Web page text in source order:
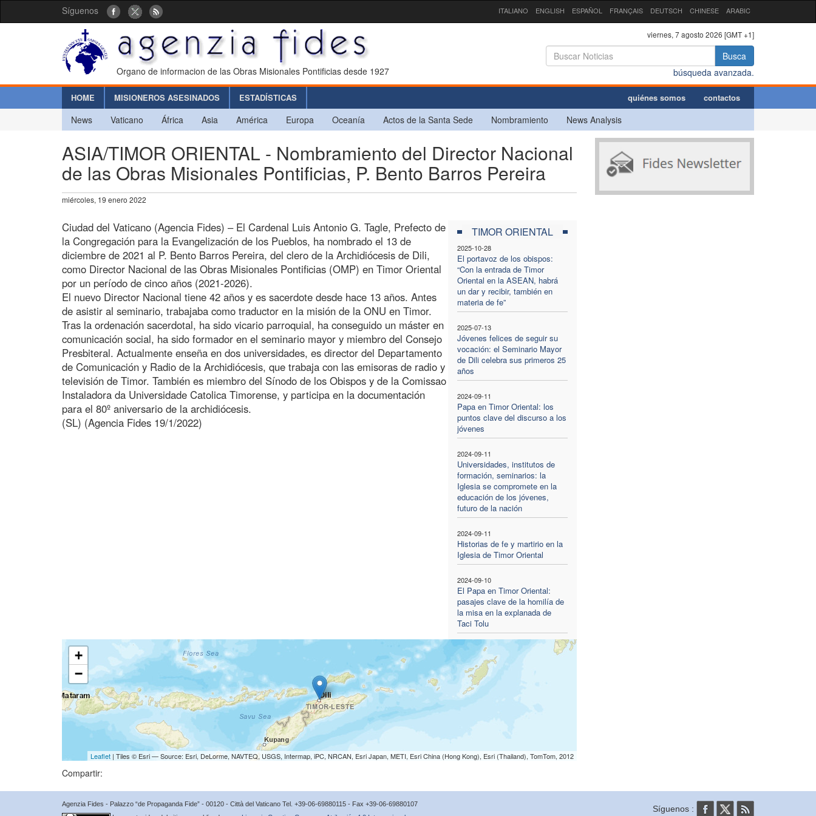
Síguenos ITALIANO ENGLISH ESPAÑOL FRANÇAIS DEUTSCH CHINESE ARABIC
Organo de informacion de las Obras Misionales Pontificias desde 1927
viernes, 7 agosto 2026 [GMT +1]
Busca
búsqueda avanzada.
HOME MISIONEROS ASESINADOS ESTADÍSTICAS quiénes somos contactos
News Vaticano África Asia América Europa Oceanía Actos de la Santa Sede Nombramiento News Analysis
ASIA/TIMOR ORIENTAL - Nombramiento del Director Nacional
de las Obras Misionales Pontificias, P. Bento Barros Pereira
miércoles, 19 enero 2022
TIMOR ORIENTAL
2025-10-28
El portavoz de los obispos:
“Con la entrada de Timor
Oriental en la ASEAN, habrá
un dar y recibir, también en
materia de fe”
2025-07-13
Jóvenes felices de seguir su
vocación: el Seminario Mayor
de Dili celebra sus primeros 25
años
2024-09-11
Papa en Timor Oriental: los
puntos clave del discurso a los
jóvenes
2024-09-11
Universidades, institutos de
formación, seminarios: la
Iglesia se compromete en la
educación de los jóvenes,
futuro de la nación
2024-09-11
Historias de fe y martirio en la
Iglesia de Timor Oriental
2024-09-10
El Papa en Timor Oriental:
pasajes clave de la homilía de
la misa en la explanada de
Taci Tolu
Ciudad del Vaticano (Agencia Fides) – El Cardenal Luis Antonio G. Tagle, Prefecto de
la Congregación para la Evangelización de los Pueblos, ha nombrado el 13 de
diciembre de 2021 al P. Bento Barros Pereira, del clero de la Archidiócesis de Dili,
como Director Nacional de las Obras Misionales Pontificias (OMP) en Timor Oriental
por un período de cinco años (2021-2026).
El nuevo Director Nacional tiene 42 años y es sacerdote desde hace 13 años. Antes
de asistir al seminario, trabajaba como traductor en la misión de la ONU en Timor.
Tras la ordenación sacerdotal, ha sido vicario parroquial, ha conseguido un máster en
comunicación social, ha sido formador en el seminario mayor y miembro del Consejo
Presbiteral. Actualmente enseña en dos universidades, es director del Departamento
de Comunicación y Radio de la Archidiócesis, que trabaja con las emisoras de radio y
televisión de Timor. También es miembro del Sínodo de los Obispos y de la Comissao
Instaladora da Universidade Catolica Timorense, y participa en la documentación
para el 80º aniversario de la archidiócesis.
(SL) (Agencia Fides 19/1/2022)
+
−
Leaflet| Tiles © Esri — Source: Esri, DeLorme, NAVTEQ, USGS, Intermap, iPC, NRCAN, Esri Japan, METI, Esri China (Hong Kong), Esri (Thailand), TomTom, 2012
Compartir:
Agenzia Fides - Palazzo “de Propaganda Fide” - 00120 - Città del Vaticano Tel. +39-06-69880115 - Fax +39-06-69880107
Síguenos :